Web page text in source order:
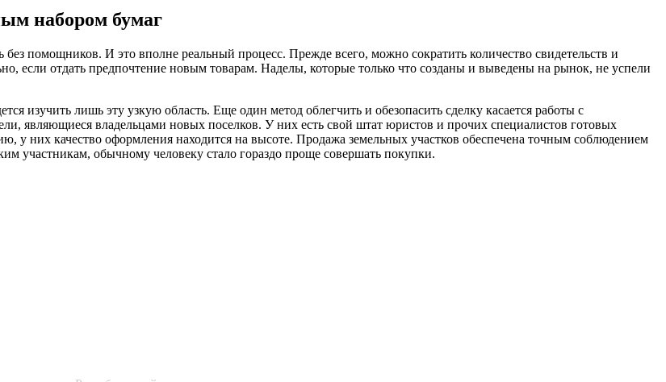
набором бумаг
помощников. И это вполне реальный процесс. Прежде всего, можно сократить количество свидетельств и
если отдать предпочтение новым товарам. Наделы, которые только что созданы и выведены на рынок, не успели
изучить лишь эту узкую область. Еще один метод облегчить и обезопасить сделку касается работы с
являющиеся владельцами новых поселков. У них есть свой штат юристов и прочих специалистов готовых
у них качество оформления находится на высоте. Продажа земельных участков обеспечена точным соблюдением
участникам, обычному человеку стало гораздо проще совершать покупки.